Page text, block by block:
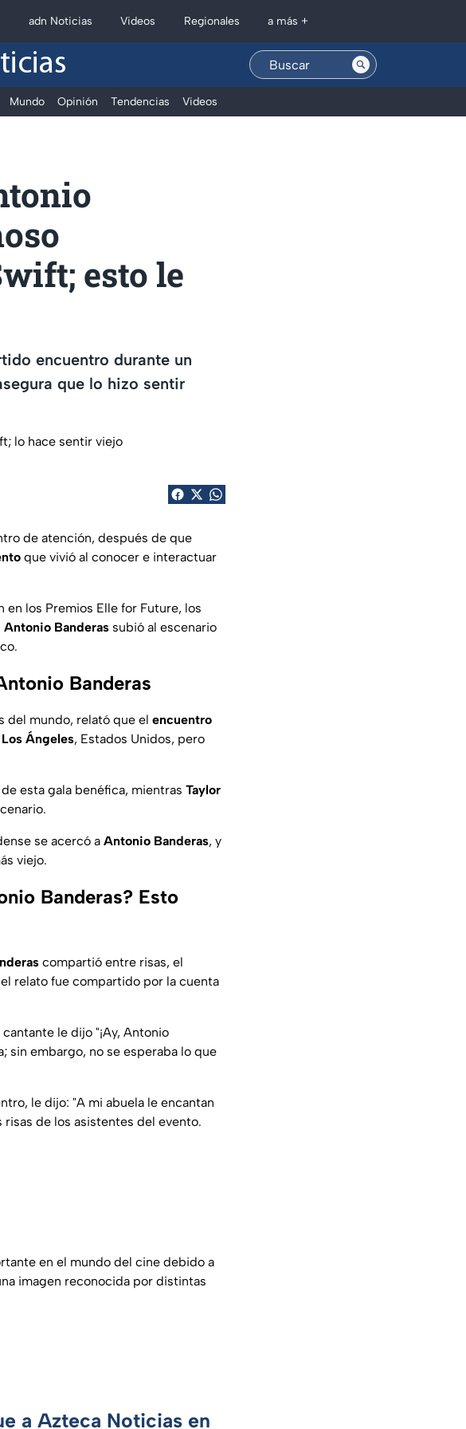
adn Noticias Videos Regionales a más +
Mundo Opinión Tendencias Videos
esto le
encuentro durante un
que lo hizo sentir
de atención, después de que
que vivió al conocer e interactuar
los Premios Elle for Future, los
Antonio Banderas subió al escenario
Banderas
del mundo, relató que el encuentro
Los Ángeles, Estados Unidos, pero
esta gala benéfica, mientras Taylor
se acercó a Antonio Banderas, y
viejo.
Banderas? Esto
compartió entre risas, el
relato fue compartido por la cuenta
cantante le dijo "¡Ay, Antonio
sin embargo, no se esperaba lo que
le dijo: "A mi abuela le encantan
de los asistentes del evento.
en el mundo del cine debido a
imagen reconocida por distintas
a Azteca Noticias en